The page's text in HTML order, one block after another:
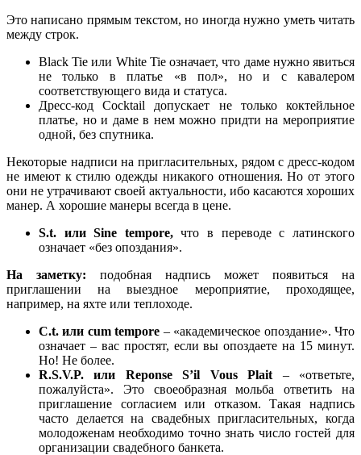
Это написано прямым текстом, но иногда нужно уметь читать
между строк.
Black Tie или White Tie означает, что даме нужно явиться
не только в платье «в пол», но и с кавалером
соответствующего вида и статуса.
Дресс-код Cocktail допускает не только коктейльное
платье, но и даме в нем можно придти на мероприятие
одной, без спутника.
Некоторые надписи на пригласительных, рядом с дресс-кодом
не имеют к стилю одежды никакого отношения. Но от этого
они не утрачивают своей актуальности, ибо касаются хороших
манер. А хорошие манеры всегда в цене.
S.t. или Sine tempore,что в переводе с латинского
означает «без опоздания».
На заметку: подобная надпись может появиться на
приглашении на выездное мероприятие, проходящее,
например, на яхте или теплоходе.
C.t. или cum tempore – «академическое опоздание». Что
означает – вас простят, если вы опоздаете на 15 минут.
Но! Не более.
R.S.V.P. или Reponse S’il Vous Plait – «ответьте,
пожалуйста». Это своеобразная мольба ответить на
приглашение согласием или отказом. Такая надпись
часто делается на свадебных пригласительных, когда
молодоженам необходимо точно знать число гостей для
организации свадебного банкета.